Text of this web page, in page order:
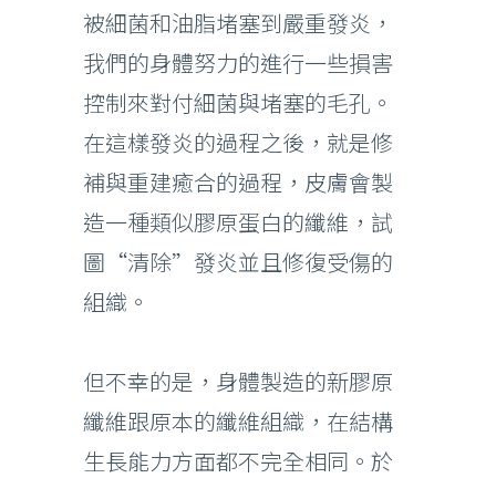
被細菌和油脂堵塞到嚴重發炎，
我們的身體努力的進行一些損害
控制來對付細菌與堵塞的毛孔。
在這樣發炎的過程之後，就是修
補與重建癒合的過程，皮膚會製
造一種類似膠原蛋白的纖維，試
圖“清除”發炎並且修復受傷的
組織。
但不幸的是，身體製造的新膠原
纖維跟原本的纖維組織，在結構
生長能力方面都不完全相同。於